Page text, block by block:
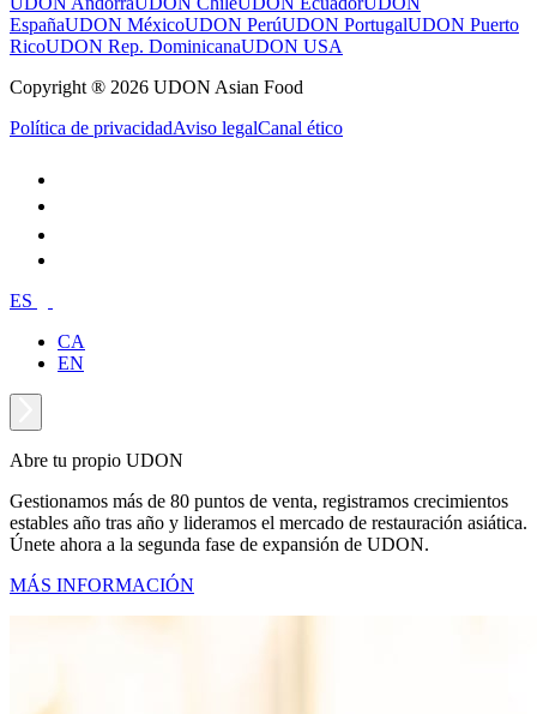
EspañaUDON MéxicoUDON PerúUDON PortugalUDON Puerto
RicoUDON Rep. DominicanaUDON USA
Copyright ® 2026 UDON Asian Food
Política de privacidadAviso legalCanal ético
ES
CA
EN
Abre tu propio UDON
Gestionamos más de 80 puntos de venta, registramos crecimientos
estables año tras año y lideramos el mercado de restauración asiática.
Únete ahora a la segunda fase de expansión de UDON.
MÁS INFORMACIÓN